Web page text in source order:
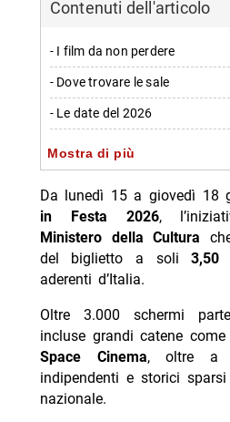
Contenuti dell'articolo
- I film da non perdere
- Dove trovare le sale
- Le date del 2026
- Box office: Disclosure Day al
-- RispondiAnnulla risposta
- Collateral Beauty oggi Iris 6
- La Corrida stasera Nove 6
- Morrone smentisce i flirt con
- Clementino cade dal palco a
Mostra di più
Da lunedì 15 a giovedì 18
in Festa 2026,
Ministero della Cultura
del biglietto a soli3,50
aderenti d’Italia.
Oltre 3.000 schermi
incluse grandi catene come
Space Cinema, oltre a
indipendenti e storici
nazionale.